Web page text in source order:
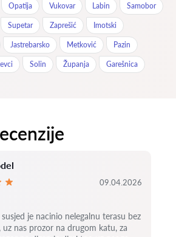
Opatija Vukovar Labin Samobor
Supetar Zaprešić Imotski
Jastrebarsko Metković Pazin
Solin Županja Garešnica
09.04.2026
je nacinio nelegalnu terasu bez
uz nas prozor na drugom katu, za